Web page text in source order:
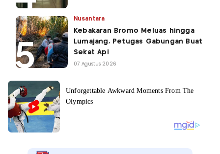
Nusantara
Kebakaran Bromo Meluas hingga
Lumajang, Petugas Gabungan Buat
Sekat Api
07 Agustus 2026